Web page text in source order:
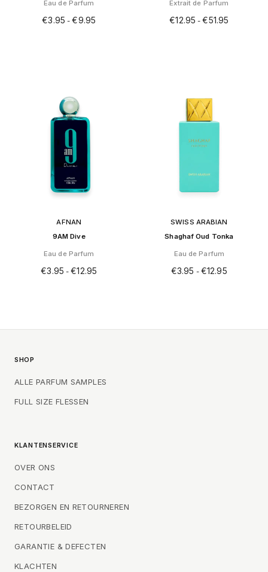
Eau de Parfum
€3.95 -€9.95
optie
kan
gekozen
worden
op
de
productpagina
Extrait de Parfum
€12.95 -€51.95
optie
kan
worden
productpagina
AFNAN
9AM Dive
Eau de Parfum
€3.95 -€12.95
variaties.
gekozen
op
SWISS ARABIAN
Shaghaf Oud Tonka
Eau de Parfum
€3.95 - €12.95
variaties.
SHOP
ALLE PARFUM SAMPLES
FULL SIZE FLESSEN
KLANTENSERVICE
OVER ONS
CONTACT
BEZORGEN EN RETOURNEREN
RETOURBELEID
GARANTIE & DEFECTEN
KLACHTEN